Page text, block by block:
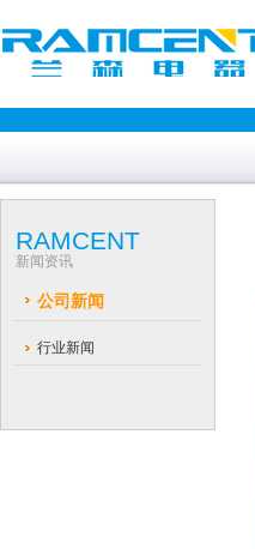
RAMCENT
新闻资讯
公司新闻
行业新闻